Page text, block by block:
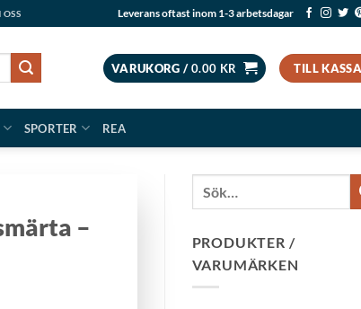
OSS Leverans oftast inom 1-3 arbetsdagar
VARUKORG /0.00 KR TILL
SPORTER REA
–
PRODUKTER /
VARUMÄRKEN